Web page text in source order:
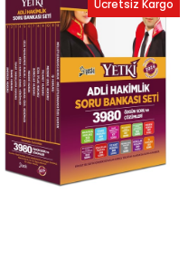
Ücretsiz Kargo